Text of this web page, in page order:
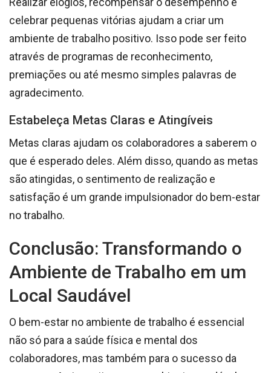
celebrar pequenas vitórias ajudam a criar um
ambiente de trabalho positivo. Isso pode ser feito
através de programas de reconhecimento,
premiações ou até mesmo simples palavras de
agradecimento.
Estabeleça Metas Claras e Atingíveis
Metas claras ajudam os colaboradores a saberem o
que é esperado deles. Além disso, quando as metas
são atingidas, o sentimento de realização e
satisfação é um grande impulsionador do bem-estar
no trabalho.
Conclusão: Transformando o
Ambiente de Trabalho em um
Local Saudável
O bem-estar no ambiente de trabalho é essencial
não só para a saúde física e mental dos
colaboradores, mas também para o sucesso da